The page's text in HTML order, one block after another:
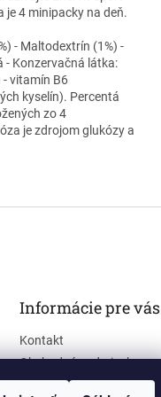
je 4 minipacky na deň.
- Maltodextrín (1%) -
- Konzervačná látka:
vitamín B6
kyselín). Percentá
zo 4
je zdrojom glukózy a
Informácie pre vás
Kontakt
Obchodné podmienky
Ochrana osobných údajov